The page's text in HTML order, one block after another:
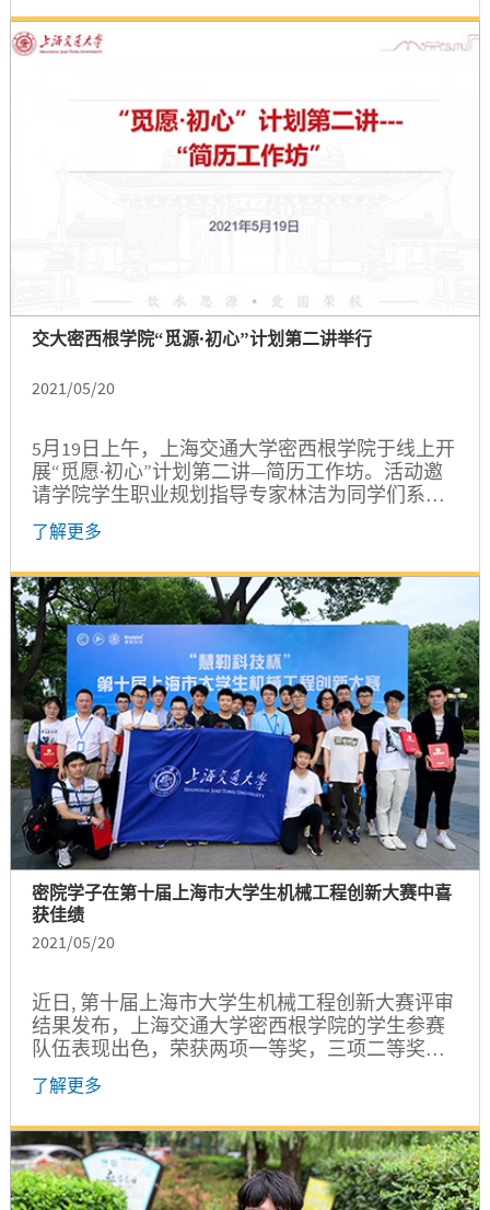
天，不尤人。这些都是我在交大密西根学院度过
两年的时光后悟出的人生哲理。如果让我重新选
交大密西根学院“觅源·初心”计划第二讲举行
2021/05/20
5月19日上午，上海交通大学密西根学院于线上开
展“觅愿·初心”计划第二讲—简历工作坊。活动邀
请学院学生职业规划指导专家林洁为同学们系统
讲解简历撰写和排版技巧。就业指导老师周奇出
席本次活动。...
了解更多
密院学子在第十届上海市大学生机械工程创新大赛中喜
获佳绩
2021/05/20
近日, 第十届上海市大学生机械工程创新大赛评审
结果发布，上海交通大学密西根学院的学生参赛
队伍表现出色，荣获两项一等奖，三项二等奖的
佳绩。 本次大赛密院参赛师生...
了解更多